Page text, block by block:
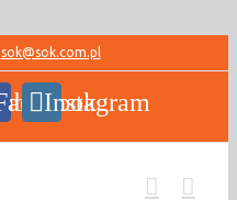
sok@sok.com.pl
Instagram